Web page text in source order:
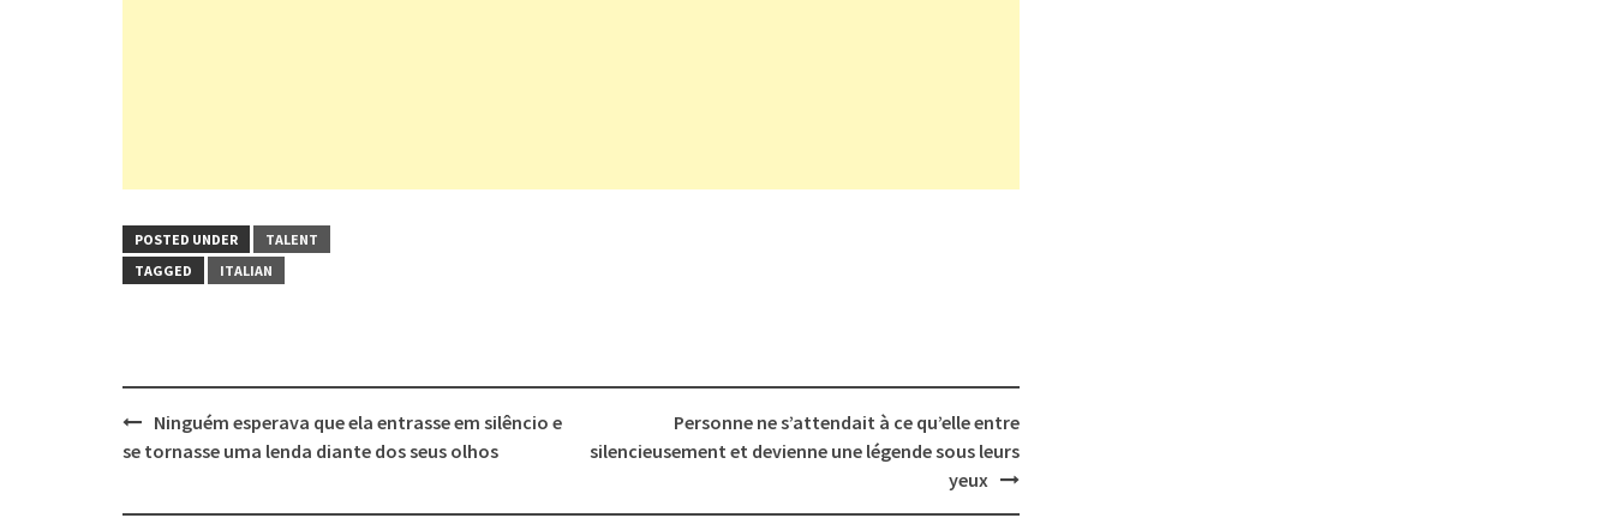
POSTED UNDER
TALENT
TAGGED
ITALIAN
Post
navigation
Ninguém esperava que ela entrasse em silêncio e
se tornasse uma lenda diante dos seus olhos
Personne ne s’attendait à ce qu’elle entre
silencieusement et devienne une légende sous leurs
yeux